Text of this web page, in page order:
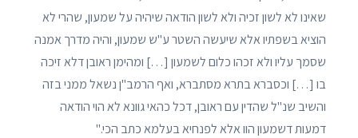
שאינו לא לשון זכיה ולא לשון הודאה שיהיה על שמעון, שהרי לא
הוציא בשפתיו אלא שיעשה השטר ע"ש שמעון, והיה מדרך אמנה
שסמך עליו ולא זכהו כלום לשמעון […] ומהימן ראובן דלא זיכה
בו […] וכסברא בתרא מסתברא, ואף הרמב"ן נשאל ממני בזה
והשיב שנ"ל שהדין עם ראובן, דכל כהאי גוונא לא הוי הודאה
דמעות דשמעון הוו אלא לפנחיא בעלמא כתב הכי."